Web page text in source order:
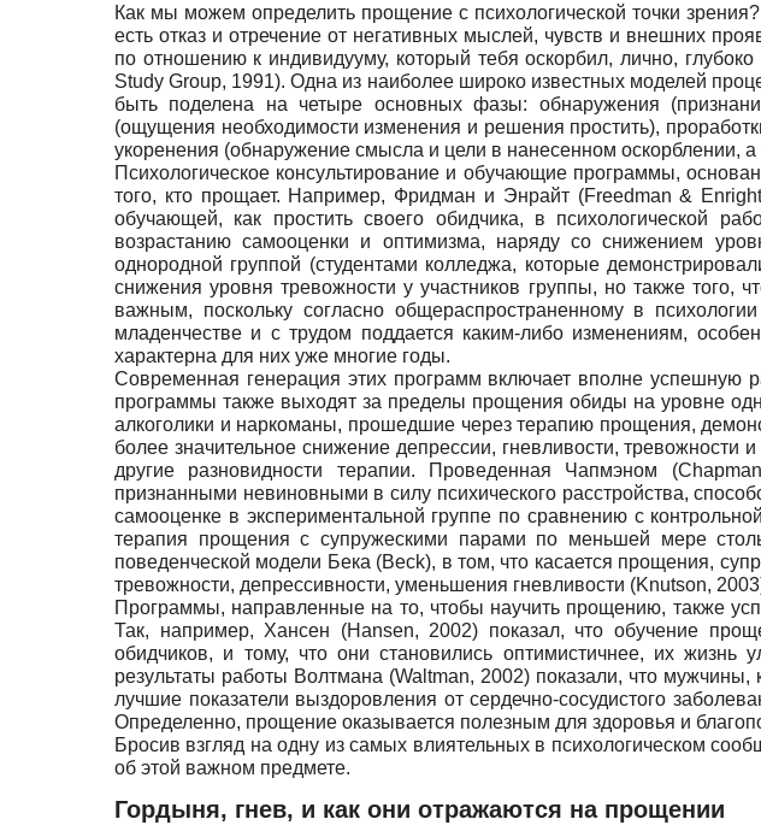
Как мы можем определить прощение с психологической точки
есть отказ и отречение от негативных мыслей, чувств и внешних
по отношению к индивидууму, который тебя оскорбил, лично,
Study Group, 1991). Одна из наиболее широко известных моделей
быть поделена на четыре основных фазы: обнаружения
(ощущения необходимости изменения и решения простить),
укоренения (обнаружение смысла и цели в нанесенном оскорблении,
Психологическое консультирование и обучающие программы,
того, кто прощает. Например, Фридман и Энрайт (Freedman &
обучающей, как простить своего обидчика, в психологической
возрастанию самооценки и оптимизма, наряду со снижением
однородной группой (студентами колледжа, которые
снижения уровня тревожности у участников группы, но также того,
важным, поскольку согласно общераспространенному в
младенчестве и с трудом поддается каким-либо изменениям,
характерна для них уже многие годы.
Современная генерация этих программ включает вполне успешную
программы также выходят за пределы прощения обиды на уровне
алкоголики и наркоманы, прошедшие через терапию прощения,
более значительное снижение депрессии, гневливости, тревожности
другие разновидности терапии. Проведенная Чапмэном
признанными невиновными в силу психического расстройства,
самооценке в экспериментальной группе по сравнению с
терапия прощения с супружескими парами по меньшей мере
поведенческой модели Бека (Beck), в том, что касается прощения,
тревожности, депрессивности, уменьшения гневливости (Knutson,
Программы, направленные на то, чтобы научить прощению, также
Так, например, Хансен (Hansen, 2002) показал, что обучение
обидчиков, и тому, что они становились оптимистичнее, их жизнь
результаты работы Волтмана (Waltman, 2002) показали, что
лучшие показатели выздоровления от сердечно-сосудистого
Определенно, прощение оказывается полезным для здоровья и
Бросив взгляд на одну из самых влиятельных в психологическом
об этой важном предмете.
Гордыня, гнев, и как они отражаются на прощении